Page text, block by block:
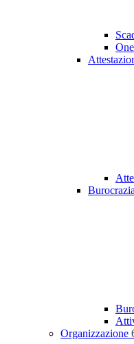
Organizzazione